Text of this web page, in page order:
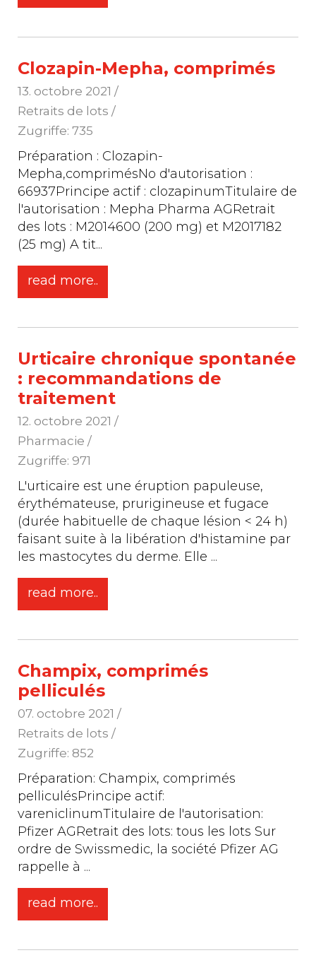
Clozapin-Mepha, comprimés
13. octobre 2021 /
Retraits de lots /
Zugriffe: 735
Préparation : Clozapin-
Mepha,comprimésNo d'autorisation :
66937Principe actif : clozapinumTitulaire de
l'autorisation : Mepha Pharma AGRetrait
des lots : M2014600 (200 mg) et M2017182
(25 mg) A tit...
read more..
Urticaire chronique spontanée
: recommandations de
traitement
12. octobre 2021 /
Pharmacie /
Zugriffe: 971
L'urticaire est une éruption papuleuse,
érythémateuse, prurigineuse et fugace
(durée habituelle de chaque lésion < 24 h)
faisant suite à la libération d'histamine par
les mastocytes du derme. Elle ...
read more..
Champix, comprimés
pelliculés
07. octobre 2021 /
Retraits de lots /
Zugriffe: 852
Préparation: Champix, comprimés
pelliculésPrincipe actif:
vareniclinumTitulaire de l'autorisation:
Pfizer AGRetrait des lots: tous les lots Sur
ordre de Swissmedic, la société Pfizer AG
rappelle à ...
read more..